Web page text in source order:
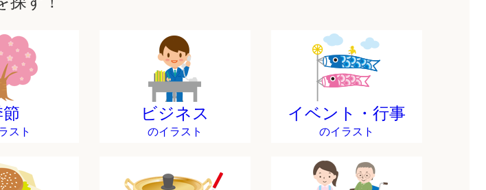
スト
ビジネス
のイラスト
イベント・行事
のイラスト